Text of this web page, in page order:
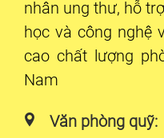
nhân ung thư, hỗ
học và công nghệ
cao chất lượng
Nam
Văn phòng quỹ: